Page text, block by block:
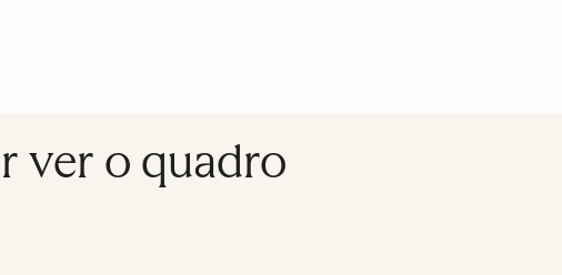
ver o quadro